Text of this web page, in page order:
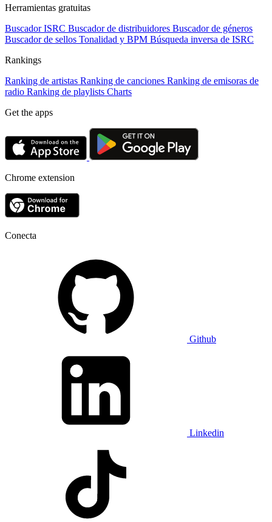
Herramientas gratuitas
Buscador ISRC Buscador de distribuidores Buscador de géneros
Buscador de sellos Tonalidad y BPM Búsqueda inversa de ISRC
Rankings
Ranking de artistas Ranking de canciones Ranking de emisoras de
radio Ranking de playlists Charts
Get the apps
Chrome extension
Conecta
Github
Linkedin